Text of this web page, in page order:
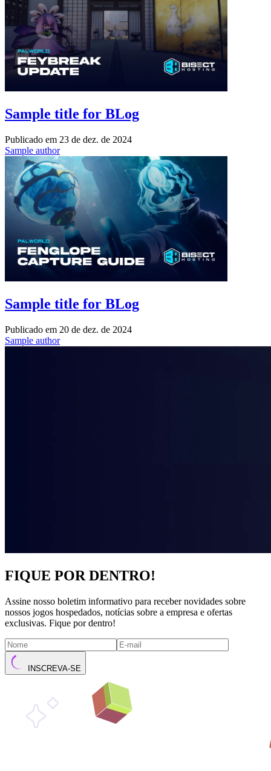
Sample title for BLog
Publicado em 23 de dez. de 2024
Sample author
Sample title for BLog
Publicado em 20 de dez. de 2024
Sample author
FIQUE POR DENTRO!
Assine nosso boletim informativo para receber novidades sobre
nossos jogos hospedados, notícias sobre a empresa e ofertas
exclusivas. Fique por dentro!
INSCREVA-SE